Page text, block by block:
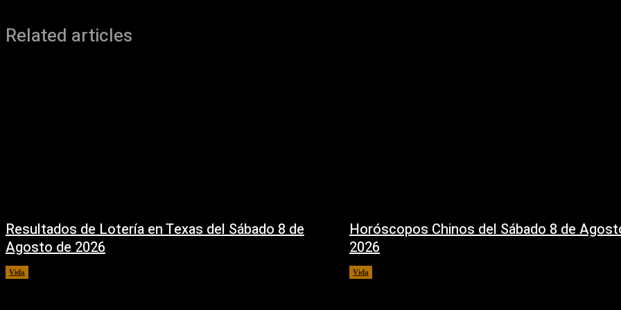
Related articles
Resultados de Lotería en Texas del Sábado 8 de
Agosto de 2026
Vida
Horóscopos Chinos del Sábado 8 de
2026
Vida